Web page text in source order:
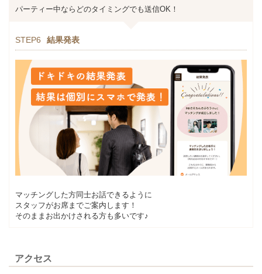
パーティー中ならどのタイミングでも送信OK！
STEP6 結果発表
マッチングした方同士お話できるように
スタッフがお席までご案内します！
そのままお出かけされる方も多いです♪
アクセス